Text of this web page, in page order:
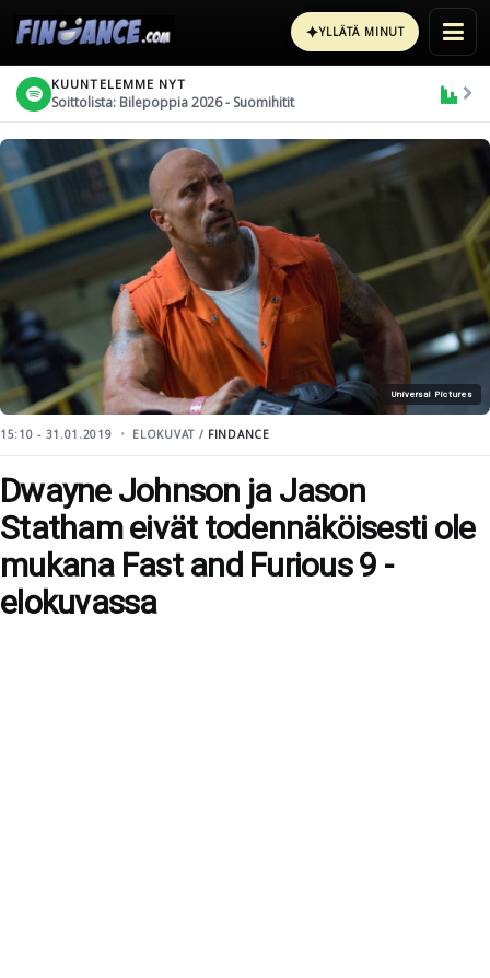
✦YLLÄTÄ MINUT
KUUNTELEMME NYT
Soittolista: Bilepoppia 2026 - Suomihitit
Universal Pictures
15:10 - 31.01.2019 ELOKUVAT / FINDANCE
Dwayne Johnson ja Jason
Statham eivät todennäköisesti ole
mukana Fast and Furious 9 -
elokuvassa